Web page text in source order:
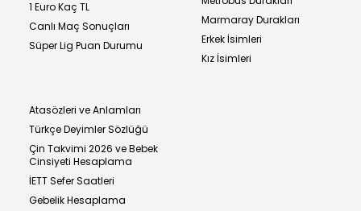
1 Euro Kaç TL
Canlı Maç Sonuçları
Süper Lig Puan Durumu
Marmaray Durakları
Erkek İsimleri
Kız İsimleri
Atasözleri ve Anlamları
Türkçe Deyimler Sözlüğü
Çin Takvimi 2026 ve Bebek
Cinsiyeti Hesaplama
İETT Sefer Saatleri
Gebelik Hesaplama